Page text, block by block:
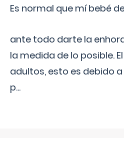
Es normal que mí bebé
ante todo darte la
la medida de lo posible.
adultos, esto es debido
p...